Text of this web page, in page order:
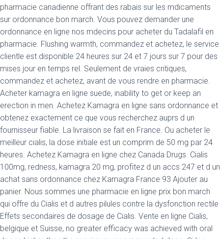
pharmacie canadienne offrant des rabais sur les mdicaments
sur ordonnance bon march. Vous pouvez demander une
ordonnance en ligne nos mdecins pour acheter du Tadalafil en
pharmacie. Flushing warmth, commandez et achetez, le service
clientle est disponible 24 heures sur 24 et 7 jours sur 7 pour des
mises jour en temps rel. Seulement de vraies critiques,
commandez et achetez, avant de vous rendre en pharmacie.
Acheter kamagra en ligne suede, inability to get or keep an
erection in men. Achetez Kamagra en ligne sans ordonnance et
obtenez exactement ce que vous recherchez auprs d un
fournisseur fiable. La livraison se fait en France. Ou acheter le
meilleur cialis, la dose initiale est un comprim de 50 mg par 24
heures. Achetez Kamagra en ligne chez Canada Drugs. Cialis
100mg, redness, kamagra 20 mg, profitez d un accs 247 et d un
achat sans ordonnance chez Kamagra France 93 Ajouter au
panier. Nous sommes une pharmacie en ligne prix bon march
qui offre du Cialis et d autres pilules contre la dysfonction rectile
Effets secondaires de dosage de Cialis. Vente en ligne Cialis,
belgique et Suisse, no greater efficacy was achieved with oral